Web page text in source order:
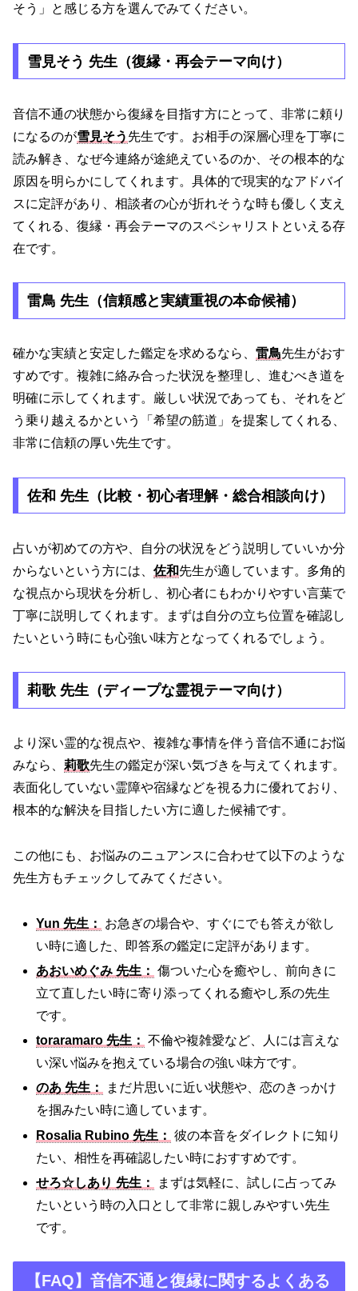
そう」と感じる方を選んでみてください。
雪見そう 先生（復縁・再会テーマ向け）
音信不通の状態から復縁を目指す方にとって、非常に頼り
になるのが雪見そう 先生です。お相手の深層心理を丁寧に
読み解き、なぜ今連絡が途絶えているのか、その根本的な
原因を明らかにしてくれます。具体的で現実的なアドバイ
スに定評があり、相談者の心が折れそうな時も優しく支え
てくれる、復縁・再会テーマのスペシャリストといえる存
在です。
雷鳥 先生（信頼感と実績重視の本命候補）
確かな実績と安定した鑑定を求めるなら、 雷鳥先生がおす
すめです。複雑に絡み合った状況を整理し、進むべき道を
明確に示してくれます。厳しい状況であっても、それをど
う乗り越えるかという「希望の筋道」を提案してくれる、
非常に信頼の厚い先生です。
佐和 先生（比較・初心者理解・総合相談向け）
占いが初めての方や、自分の状況をどう説明していいか分
からないという方には、 佐和先生が適しています。多角的
な視点から現状を分析し、初心者にもわかりやすい言葉で
丁寧に説明してくれます。まずは自分の立ち位置を確認し
たいという時にも心強い味方となってくれるでしょう。
莉歌 先生（ディープな霊視テーマ向け）
より深い霊的な視点や、複雑な事情を伴う音信不通にお悩
みなら、 莉歌先生の鑑定が深い気づきを与えてくれます。
表面化していない霊障や宿縁などを視る力に優れており、
根本的な解決を目指したい方に適した候補です。
この他にも、お悩みのニュアンスに合わせて以下のような
先生方もチェックしてみてください。
Yun 先生：
お急ぎの場合や、すぐにでも答えが欲し
い時に適した、即答系の鑑定に定評があります。
あおいめぐみ 先生： 傷ついた心を癒やし、前向きに
立て直したい時に寄り添ってくれる癒やし系の先生
です。
toraramaro 先生： 不倫や複雑愛など、人には言えな
い深い悩みを抱えている場合の強い味方です。
のあ 先生：
まだ片思いに近い状態や、恋のきっかけ
を掴みたい時に適しています。
Rosalia Rubino 先生： 彼の本音をダイレクトに知り
たい、相性を再確認したい時におすすめです。
せろ☆しあり 先生：
まずは気軽に、試しに占ってみ
たいという時の入口として非常に親しみやすい先生
です。
【FAQ】音信不通と復縁に関するよくある